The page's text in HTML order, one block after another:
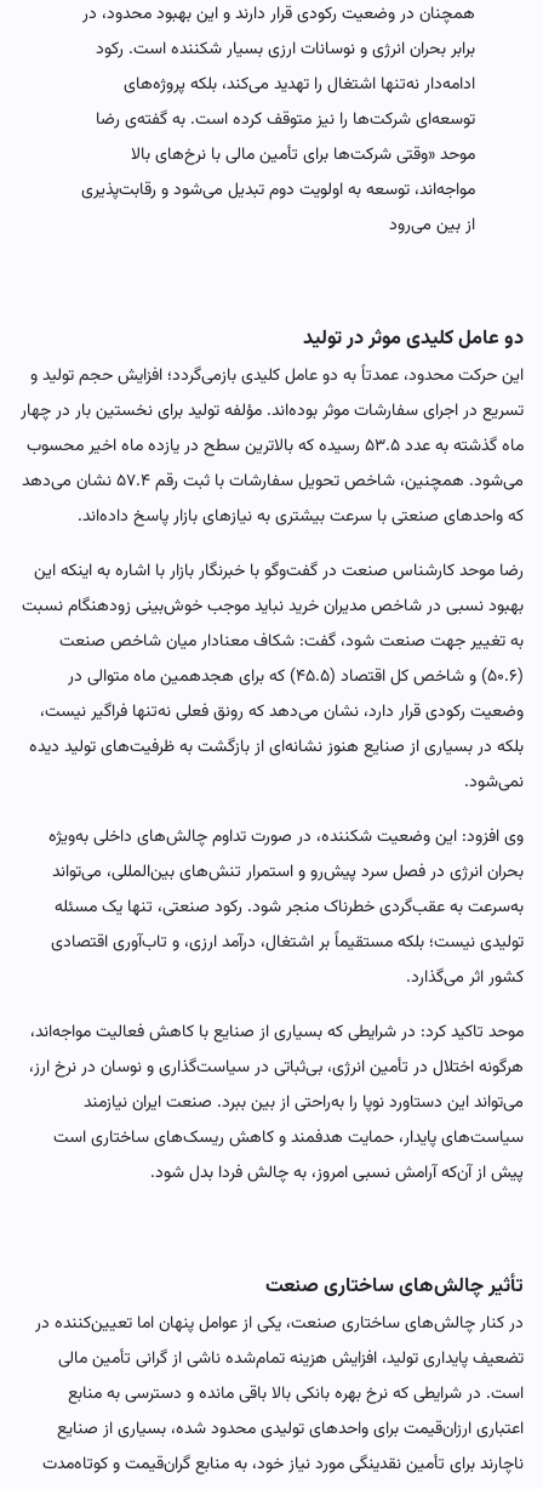
همچنان در وضعیت رکودی قرار دارند و این بهبود محدود، در
برابر بحران انرژی و نوسانات ارزی بسیار شکننده است. رکود
ادامه‌دار نه‌تنها اشتغال را تهدید می‌کند، بلکه پروژه‌های
توسعه‌ای شرکت‌ها را نیز متوقف کرده است. به گفته‌ی رضا
موحد «وقتی شرکت‌ها برای تأمین مالی با نرخ‌های بالا
مواجه‌اند، توسعه به اولویت دوم تبدیل می‌شود و رقابت‌پذیری
از بین می‌رود
دو عامل کلیدی موثر در تولید
این حرکت محدود، عمدتاً به دو عامل کلیدی بازمی‌گردد؛ افزایش حجم تولید و
تسریع در اجرای سفارشات موثر بوده‌اند. مؤلفه تولید برای نخستین بار در چهار
ماه گذشته به عدد ۵۳.۵ رسیده که بالاترین سطح در یازده ماه اخیر محسوب
می‌شود. همچنین، شاخص تحویل سفارشات با ثبت رقم ۵۷.۴ نشان می‌دهد
که واحدهای صنعتی با سرعت بیشتری به نیازهای بازار پاسخ داده‌اند.
رضا موحد کارشناس صنعت در گفت‌وگو با خبرنگار بازار با اشاره به اینکه این
بهبود نسبی در شاخص مدیران خرید نباید موجب خوش‌بینی زودهنگام نسبت
به تغییر جهت صنعت شود، گفت: شکاف معنادار میان شاخص صنعت
(۵۰.۶) و شاخص کل اقتصاد (۴۵.۵) که برای هجدهمین ماه متوالی در
وضعیت رکودی قرار دارد، نشان می‌دهد که رونق فعلی نه‌تنها فراگیر نیست،
بلکه در بسیاری از صنایع هنوز نشانه‌ای از بازگشت به ظرفیت‌های تولید دیده
نمی‌شود.
وی افزود: این وضعیت شکننده، در صورت تداوم چالش‌های داخلی به‌ویژه
بحران انرژی در فصل سرد پیش‌رو و استمرار تنش‌های بین‌المللی، می‌تواند
به‌سرعت به عقب‌گردی خطرناک منجر شود. رکود صنعتی، تنها یک مسئله
تولیدی نیست؛ بلکه مستقیماً بر اشتغال، درآمد ارزی، و تاب‌آوری اقتصادی
کشور اثر می‌گذارد.
موحد تاکید کرد: در شرایطی که بسیاری از صنایع با کاهش فعالیت مواجه‌اند،
هرگونه اختلال در تأمین انرژی، بی‌ثباتی در سیاست‌گذاری و نوسان در نرخ ارز،
می‌تواند این دستاورد نوپا را به‌راحتی از بین ببرد. صنعت ایران نیازمند
سیاست‌های پایدار، حمایت هدفمند و کاهش ریسک‌های ساختاری است
پیش از آن‌که آرامش نسبی امروز، به چالش فردا بدل شود.
تأثیر چالش‌های ساختاری صنعت
در کنار چالش‌های ساختاری صنعت، یکی از عوامل پنهان اما تعیین‌کننده در
تضعیف پایداری تولید، افزایش هزینه تمام‌شده ناشی از گرانی تأمین مالی
است. در شرایطی که نرخ بهره بانکی بالا باقی مانده و دسترسی به منابع
اعتباری ارزان‌قیمت برای واحدهای تولیدی محدود شده، بسیاری از صنایع
ناچارند برای تأمین نقدینگی مورد نیاز خود، به منابع گران‌قیمت و کوتاه‌مدت